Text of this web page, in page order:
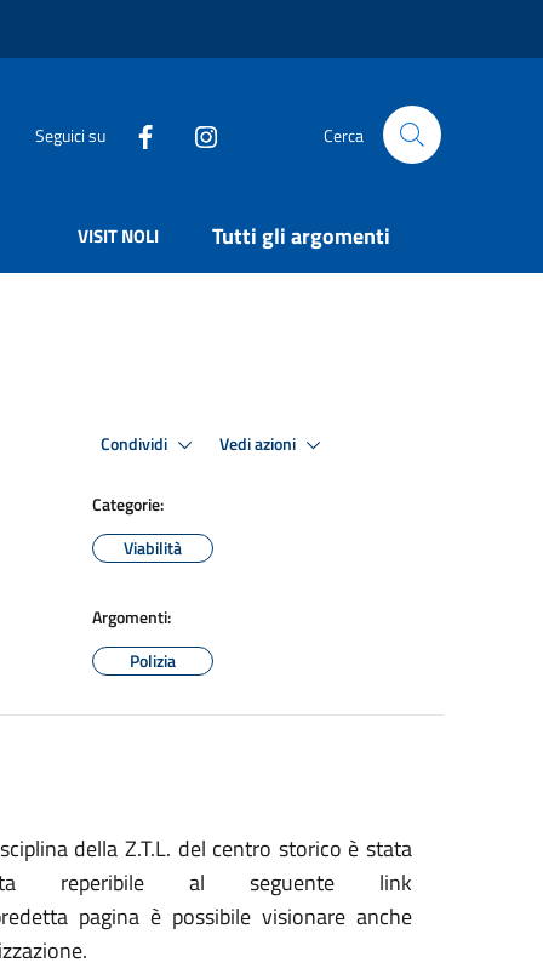
Seguici su Cerca
VISIT NOLI Tutti gli argomenti
Condividi Vedi azioni
Categorie:
Viabilità
Argomenti:
Polizia
della Z.T.L. del centro storico è stata
reperibile al seguente link
pagina è possibile visionare anche